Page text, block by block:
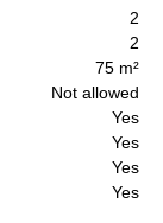
2
2
75 m²
Not allowed
Yes
Yes
Yes
Yes